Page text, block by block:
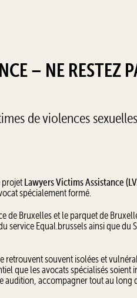
– NE RESTEZ
de violences
projetLawyers Victims Assistance
spécialement formé.
de Bruxelles et le parquet de
service Equal.brussels ainsi que du
retrouvent souvent isolées et
que les avocats spécialisés soient
audition, accompagner tout au